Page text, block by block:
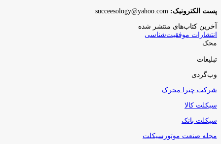
پست الکترونیک:
آخرین کتاب‌های منتشر شده
انتشارات موفقیت‌شناسی
محک
تبلیغات
وب‌گردی
شرکت چترا محرک
سیکلت کالا
سیکلت بانک
مجله صنعت موتورسیکلت